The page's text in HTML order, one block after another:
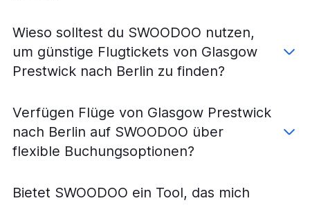
Wieso solltest du SWOODOO nutzen,
um günstige Flugtickets von Glasgow
Prestwick nach Berlin zu finden?
Verfügen Flüge von Glasgow Prestwick
nach Berlin auf SWOODOO über
flexible Buchungsoptionen?
Bietet SWOODOO ein Tool, das mich